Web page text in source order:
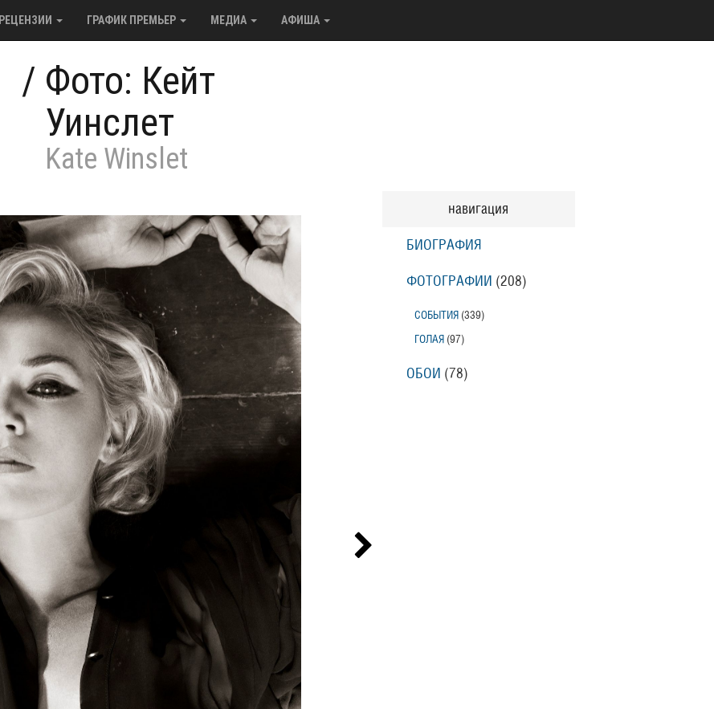
РЕЦЕНЗИИ ГРАФИК ПРЕМЬЕР МЕДИА АФИША
/ Фото: Кейт
Уинслет
Kate Winslet
навигация
БИОГРАФИЯ
ФОТОГРАФИИ (208)
СОБЫТИЯ (339)
ГОЛАЯ (97)
ОБОИ (78)